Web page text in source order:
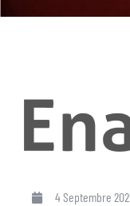
4 Septembre